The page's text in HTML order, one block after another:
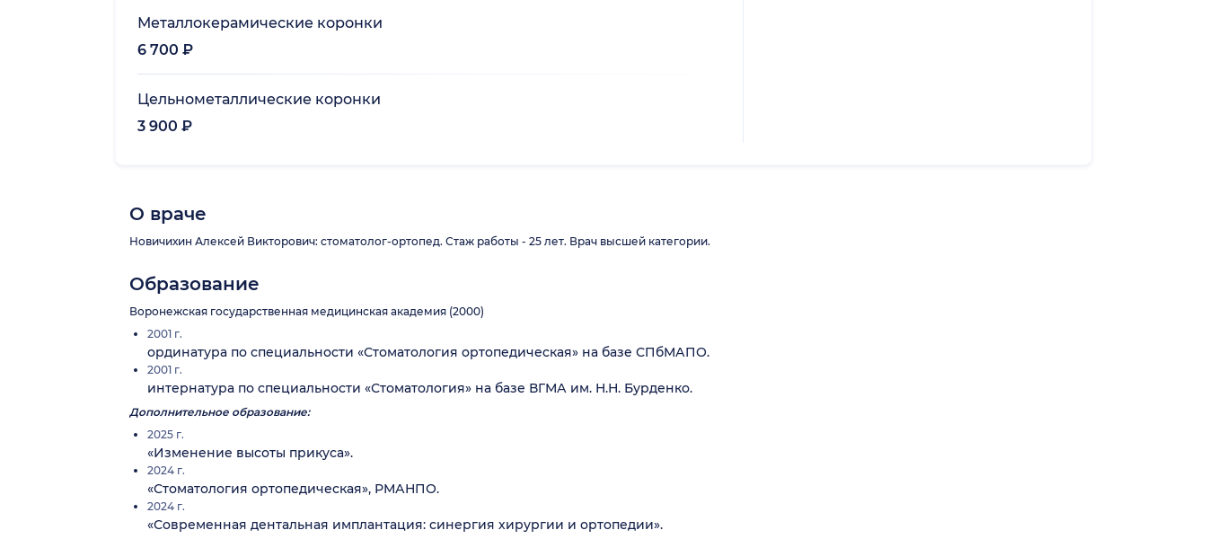
Металлокерамические коронки
6 700 ₽
Цельнометаллические коронки
3 900 ₽
О враче
Новичихин Алексей Викторович: стоматолог-ортопед. Стаж работы - 25 лет. Врач высшей категории.
Образование
Воронежская государственная медицинская академия (2000)
2001 г.
ординатура по специальности «Стоматология ортопедическая» на базе СПбМАПО.
2001 г.
интернатура по специальности «Стоматология» на базе ВГМА им. Н.Н. Бурденко.
Дополнительное образование:
2025 г.
«Изменение высоты прикуса».
2024 г.
«Стоматология ортопедическая», РМАНПО.
2024 г.
«Современная дентальная имплантация: синергия хирургии и ортопедии».